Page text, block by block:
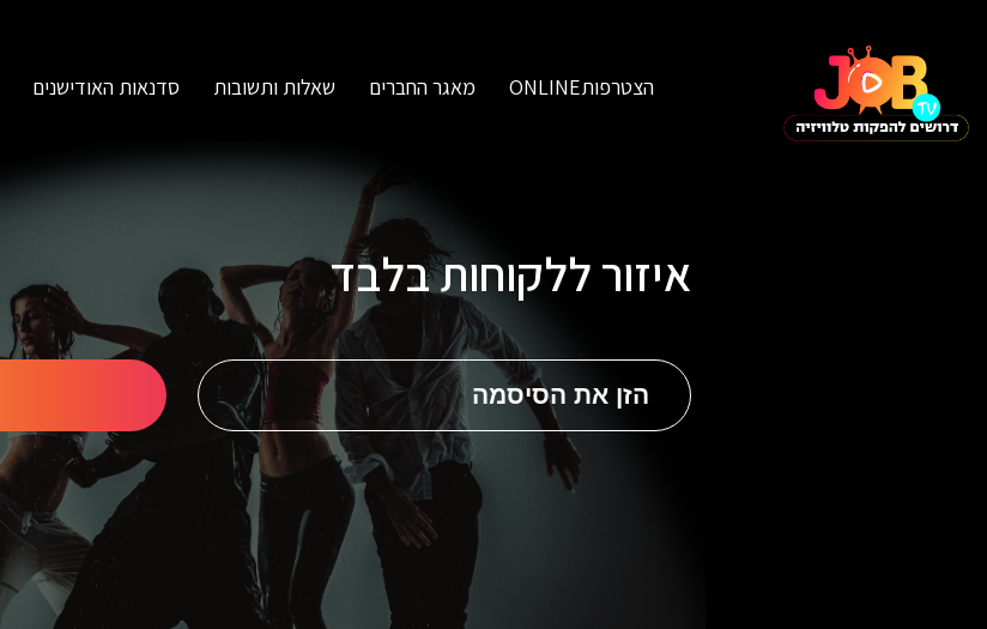
הצטרפותONLINE מאגר החברים שאלות ותשובות סדנאות האודישנים
איזור ללקוחות בלבד